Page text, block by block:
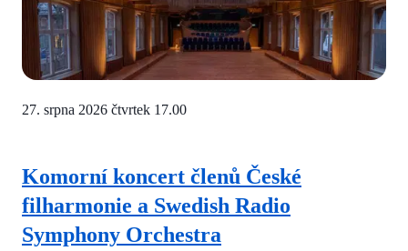
Komorní koncert členů České
filharmonie a Swedish Radio
Symphony Orchestra
27. srpna 2026 čtvrtek 17.00